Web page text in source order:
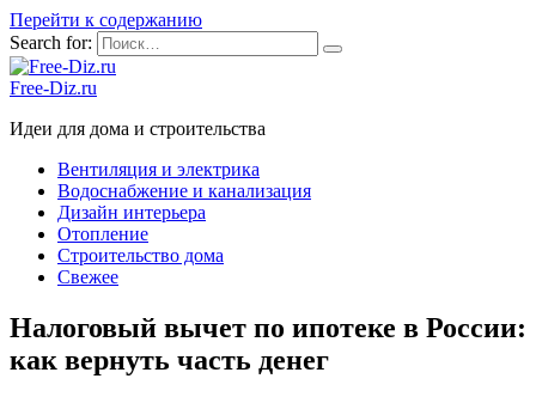
Перейти к содержанию
Search for:
Free-Diz.ru
Идеи для дома и строительства
Вентиляция и электрика
Водоснабжение и канализация
Дизайн интерьера
Отопление
Строительство дома
Свежее
Налоговый вычет по ипотеке в России:
как вернуть часть денег